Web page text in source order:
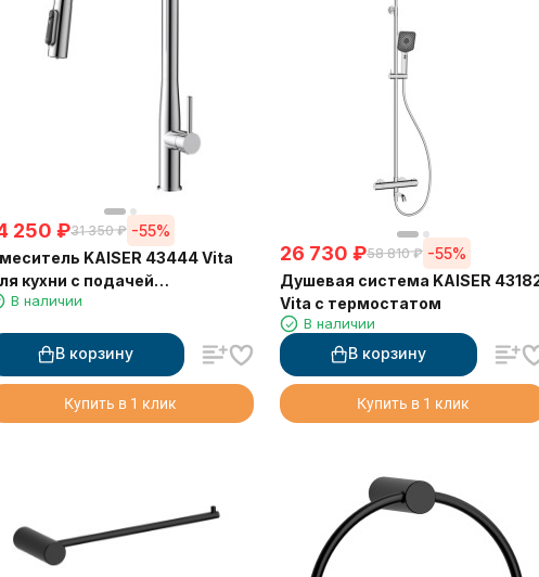
250 ₽31 350 ₽ -55%
KAISER 43444 Vita
кухни с подачей
воды и
В наличии
В корзину
Купить в 1 клик
26 730 ₽58 810 ₽ -55%
Душевая система KAISER
Vita с термостатом
В наличии
В корзину
Купить в 1 клик